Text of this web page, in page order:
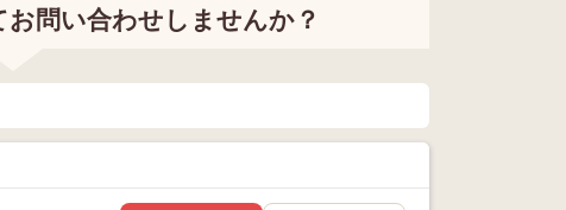
問い合わせしませんか？